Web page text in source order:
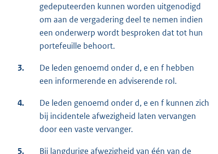
gedeputeerden kunnen worden uitgenodigd
om aan de vergadering deel te nemen indien
een onderwerp wordt besproken dat tot hun
portefeuille behoort.
3.
De leden genoemd onder d, e en f hebben
een informerende en adviserende rol.
4.
De leden genoemd onder d, e en f kunnen zich
bij incidentele afwezigheid laten vervangen
door een vaste vervanger.
5.
Bij langdurige afwezigheid van één van de